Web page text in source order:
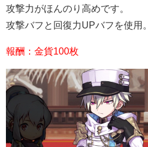
攻撃力がほんのり高めです。
攻撃バフと回復力UPバフを使用。
報酬：金貨100枚